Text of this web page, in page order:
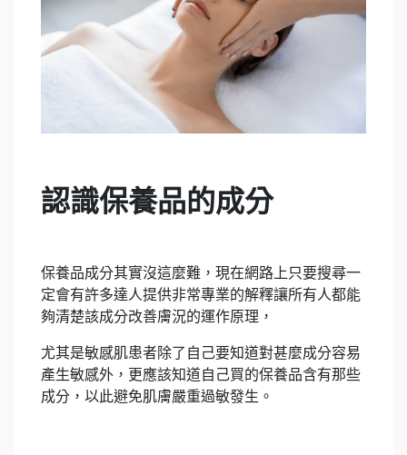
認識保養品的成分
保養品成分其實沒這麼難，現在網路上只要搜尋一
定會有許多達人提供非常專業的解釋讓所有人都能
夠清楚該成分改善膚況的運作原理，
尤其是敏感肌患者除了自己要知道對甚麼成分容易
產生敏感外，更應該知道自己買的保養品含有那些
成分，以此避免肌膚嚴重過敏發生。